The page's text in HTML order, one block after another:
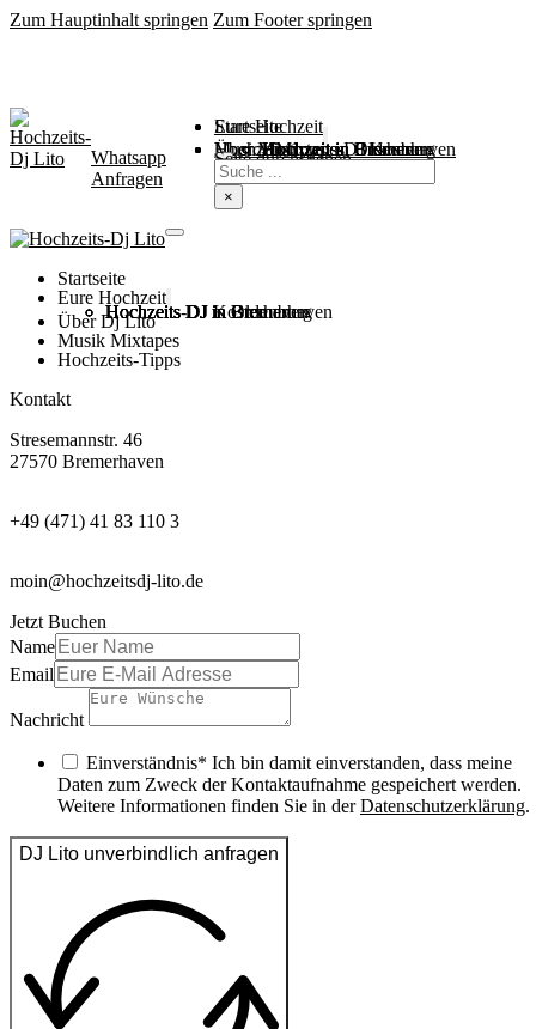
Zum Hauptinhalt springen Zum Footer springen
Startseite
Eure Hochzeit
Hochzeit in Bremen
Hochzeit in Bremerhaven
Hochzeit in Cuxhaven
Hochzeit in Oldenburg
Hochzeits-DJ Kosten
Über Mich
Music / Mixtapes
Hochzeitstipps
Seite durchsuchen
Suchen
×
Whatsapp
Anfragen
Startseite
Eure Hochzeit
Hochzeits DJ in Bremen
Hochzeits DJ in Bremerhaven
Hochzeits DJ in Cuxhaven
Hochzeits DJ in Oldenburg
Hochzeits-DJ Kosten
Über Dj Lito
Musik Mixtapes
Hochzeits-Tipps
Kontakt
Stresemannstr. 46
27570 Bremerhaven
+49 (471) 41 83 110 3
moin@hochzeitsdj-lito.de
Jetzt Buchen
Name
Email
Nachricht
Einverständnis* Ich bin damit einverstanden, dass meine
Daten zum Zweck der Kontaktaufnahme gespeichert werden.
Weitere Informationen finden Sie in derDatenschutzerklärung.
DJ Lito unverbindlich anfragen